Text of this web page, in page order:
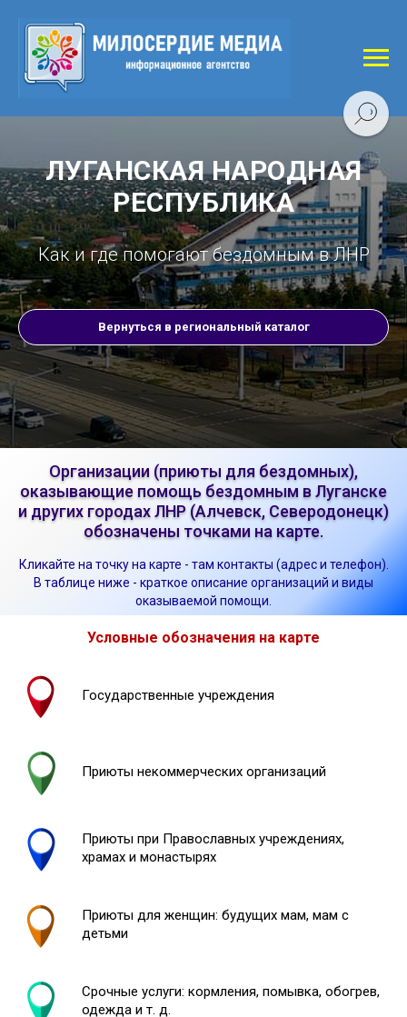
ЛУГАНСКАЯ НАРОДНАЯ
РЕСПУБЛИКА
Как и где помогают бездомным в ЛНР
Вернуться в региональный каталог
Организации (приюты для бездомных),
оказывающие помощь бездомным в Луганске
и других городах ЛНР (Алчевск, Северодонецк)
обозначены точками на карте.
Кликайте на точку на карте - там контакты (адрес и телефон).
В таблице ниже - краткое описание организаций и виды
оказываемой помощи.
Условные обозначения на карте
Государственные учреждения
Приюты некоммерческих организаций
Приюты при Православных учреждениях,
храмах и монастырях
Приюты для женщин: будущих мам, мам с
детьми
Срочные услуги: кормления, помывка, обогрев,
одежда и т. д.